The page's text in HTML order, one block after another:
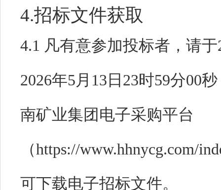
4.招标文件获取
4.1 凡有意参加投标者，请于
2026年5月13日23时59分00秒
南矿业集团电子采购平台
（https://www.hhnycg.com/
可下载电子招标文件。